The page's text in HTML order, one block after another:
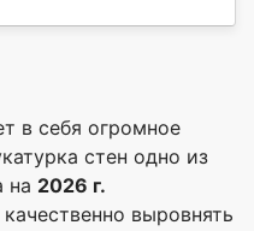
в себя огромное
стен одно из
на 2026 г.
выровнять